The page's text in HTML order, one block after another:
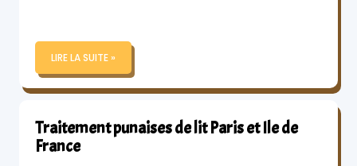
LIRE LA SUITE »
Traitement punaises de lit Paris et Ile de
France